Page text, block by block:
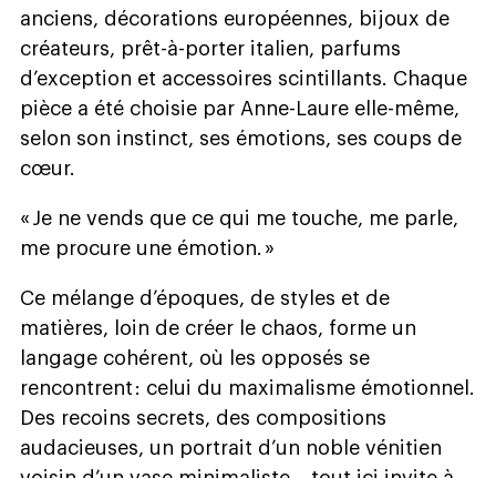
anciens, décorations européennes, bijoux de
créateurs, prêt-à-porter italien, parfums
d’exception et accessoires scintillants. Chaque
pièce a été choisie par Anne-Laure elle-même,
selon son instinct, ses émotions, ses coups de
cœur.
« Je ne vends que ce qui me touche, me parle,
me procure une émotion. »
Ce mélange d’époques, de styles et de
matières, loin de créer le chaos, forme un
langage cohérent, où les opposés se
rencontrent : celui du maximalisme émotionnel.
Des recoins secrets, des compositions
audacieuses, un portrait d’un noble vénitien